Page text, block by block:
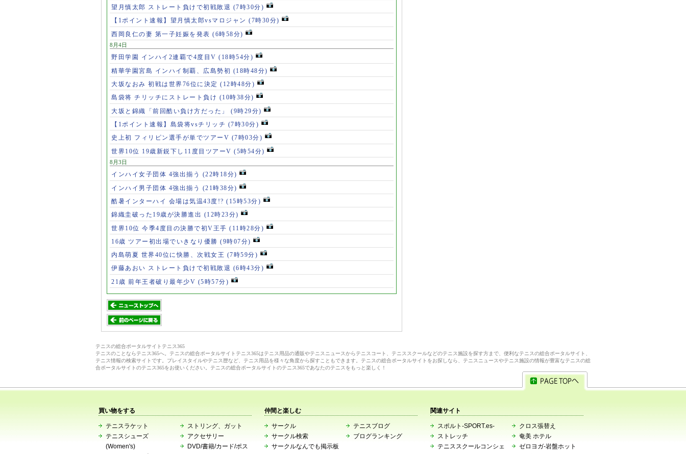
望月慎太郎 ストレート負けで初戦敗退 (7時30分)
【1ポイント速報】望月慎太郎vsマロジャン (7時30分)
西岡良仁の妻 第一子妊娠を発表 (6時58分)
8月4日
野田学園 インハイ2連覇で4度目V (18時54分)
精華学園宮島 インハイ制覇、広島勢初 (18時48分)
大坂なおみ 初戦は世界76位に決定 (12時48分)
島袋将 チリッチにストレート負け (10時38分)
大坂と錦織「前回酷い負け方だった」 (9時29分)
【1ポイント速報】島袋将vsチリッチ (7時30分)
史上初 フィリピン選手が単でツアーV (7時03分)
世界10位 19歳新鋭下し11度目ツアーV (5時54分)
8月3日
インハイ女子団体 4強出揃う (22時18分)
インハイ男子団体 4強出揃う (21時38分)
酷暑インターハイ 会場は気温43度!? (15時53分)
錦織圭破った19歳が決勝進出 (12時23分)
世界10位 今季4度目の決勝で初V王手 (11時28分)
16歳 ツアー初出場でいきなり優勝 (9時07分)
内島萌夏 世界40位に快勝、次戦女王 (7時59分)
伊藤あおい ストレート負けで初戦敗退 (6時43分)
21歳 前年王者破り最年少V (5時57分)
テニスの総合ポータルサイトテニス365
テニスのことならテニス365へ。テニスの総合ポータルサイトテニス365はテニス用品の通販やテニスニュースからテニスコート、テニススクールなどのテニス施設を探す方まで、便利なテニスの総合ポータルサイト、
テニス情報の検索サイトです。プレイスタイルやテニス歴など、テニス用品を様々な角度から探すこともできます。テニスの総合ポータルサイトをお探しなら、テニスニュースやテニス施設の情報が豊富なテニスの総
合ポータルサイトのテニス365をお使いください。テニスの総合ポータルサイトのテニス365であなたのテニスをもっと楽しく！
買い物をする
テニスラケット
テニスシューズ
(Women's)
ストリング、ガット
アクセサリー
DVD/書籍/カード/ポス
仲間と楽しむ
サークル
サークル検索
サークルなんでも掲示板
テニスブログ
ブログランキング
関連サイト
スポルト-SPORT.es-
ストレッチ
テニススクールコンシェ
クロス張替え
奄美 ホテル
ゼロヨガ-岩盤ホット